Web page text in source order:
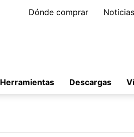
Dónde comprar Noticias
Herramientas Descargas